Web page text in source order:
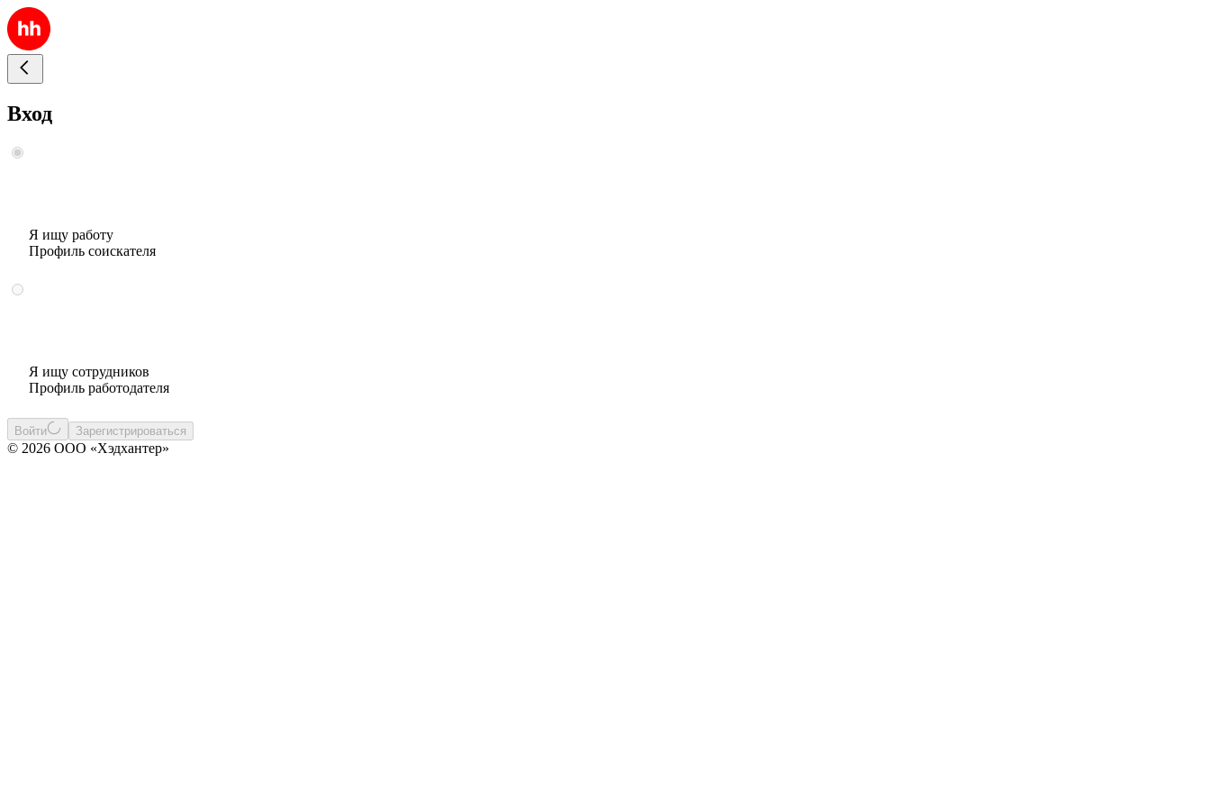
Вход
Я ищу работу
Профиль соискателя
Я ищу сотрудников
Профиль работодателя
Войти Зарегистрироваться
© 2026 ООО «Хэдхантер»